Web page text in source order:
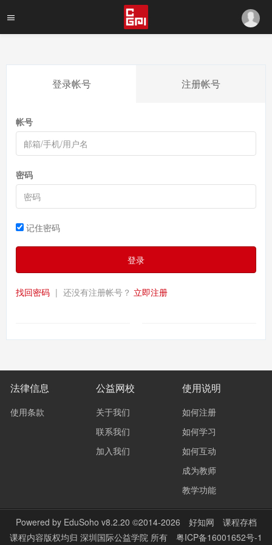
登录帐号 注册帐号
帐号
密码
记住密码
登录
找回密码 | 还没有注册帐号？ 立即注册
法律信息
使用条款
公益网校
关于我们
联系我们
加入我们
使用说明
如何注册
如何学习
如何互动
成为教师
教学功能
Powered by EduSoho v8.2.20 ©2014-2026 好知网
课程存档
课程内容版权均归 深圳国际公益学院 所有 粤ICP备16001652号-1